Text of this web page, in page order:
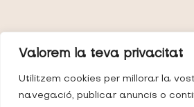
Valorem la teva privacitat
Utilitzem cookies per millorar la
navegació, publicar anuncis o